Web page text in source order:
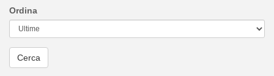
Ordina
Cerca